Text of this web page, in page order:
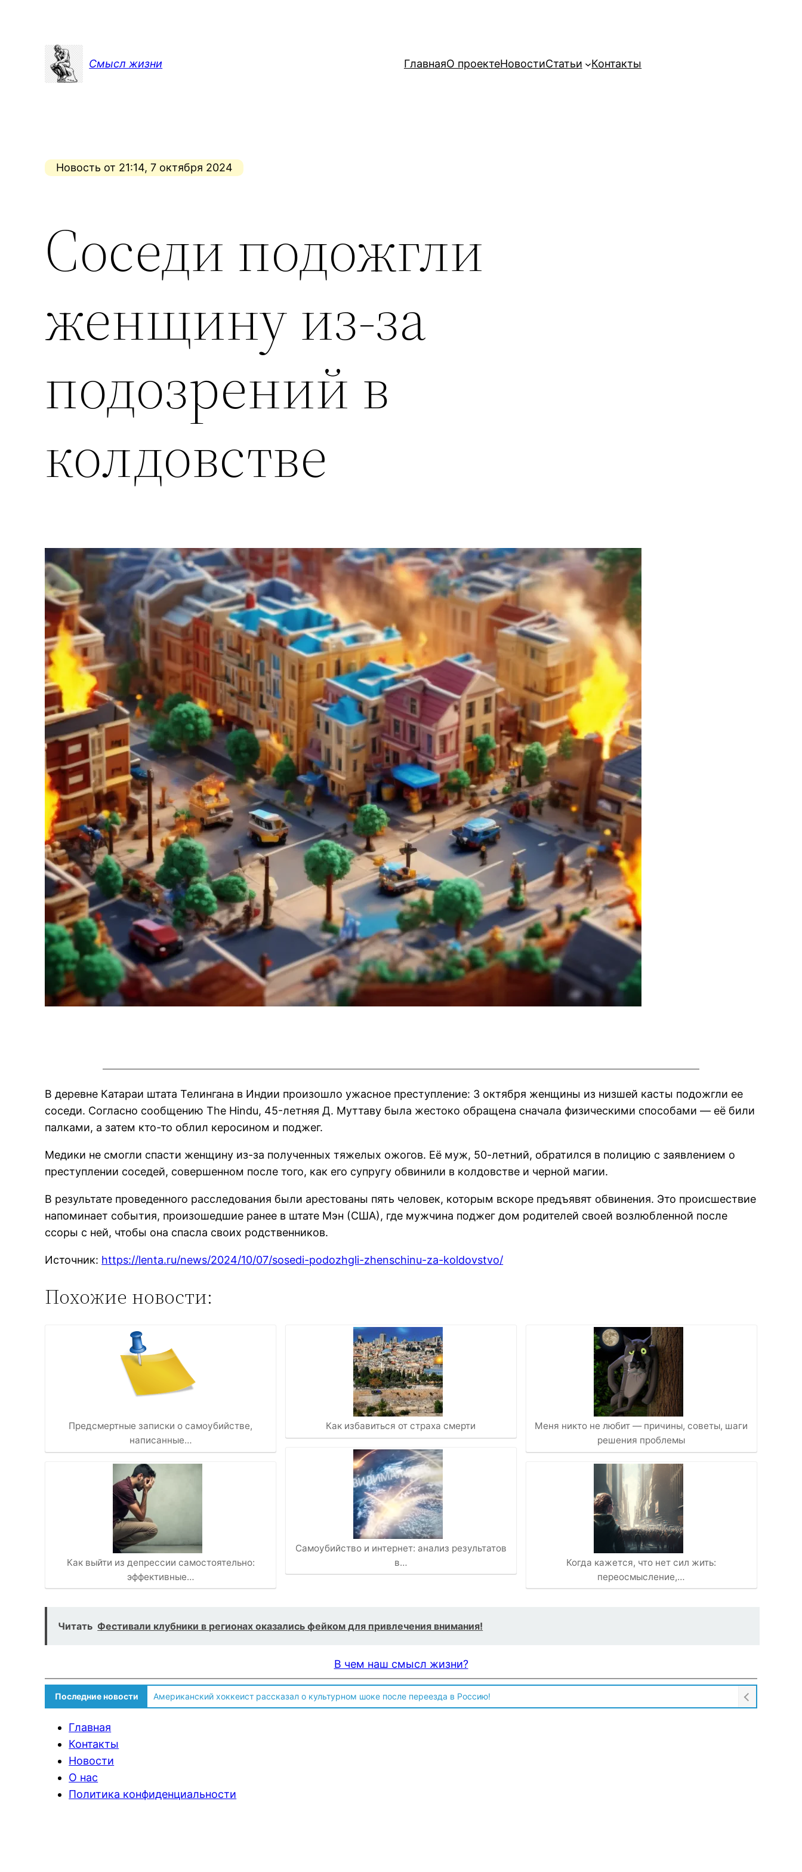
содержимому
Смысл жизни
ГлавнаяО проектеНовостиСтатьи Контакты
Новость от 21:14, 7 октября 2024
Соседи подожгли
женщину из-за
подозрений в
колдовстве
В деревне Катараи штата Телингана в Индии произошло ужасное преступление: 3 октября женщины из низшей касты подожгли ее
соседи. Согласно сообщению The Hindu, 45-летняя Д. Муттаву была жестоко обращена сначала физическими способами — её били
палками, а затем кто-то облил керосином и поджег.
Медики не смогли спасти женщину из-за полученных тяжелых ожогов. Её муж, 50-летний, обратился в полицию с заявлением о
преступлении соседей, совершенном после того, как его супругу обвинили в колдовстве и черной магии.
В результате проведенного расследования были арестованы пять человек, которым вскоре предъявят обвинения. Это происшествие
напоминает события, произошедшие ранее в штате Мэн (США), где мужчина поджег дом родителей своей возлюбленной после
ссоры с ней, чтобы она спасла своих родственников.
Источник: https://lenta.ru/news/2024/10/07/sosedi-podozhgli-zhenschinu-za-koldovstvo/
Похожие новости:
Предсмертные записки о самоубийстве,
написанные…
Как выйти из депрессии самостоятельно:
эффективные…
Как избавиться от страха смерти
Самоубийство и интернет: анализ результатов
в…
Меня никто не любит — причины, советы, шаги
решения проблемы
Когда кажется, что нет сил жить:
переосмысление,…
Читать Фестивали клубники в регионах оказались фейком для привлечения внимания!
В чем наш смысл жизни?
Последние новости
Американский хоккеист рассказал о культурном шоке после переезда в Россию!
Солдат ВСУ говорит о том, чтобы продавали топливо для ремонта техники в Угледаре
Главная
Контакты
Новости
О нас
Политика конфиденциальности